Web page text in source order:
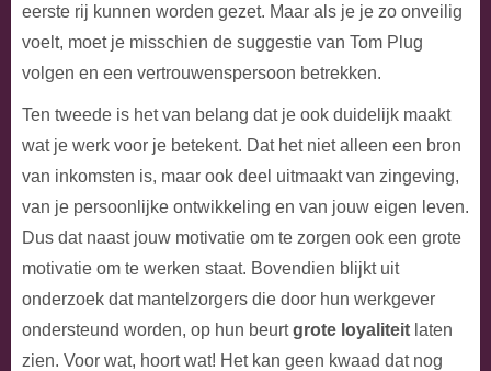
eerste rij kunnen worden gezet. Maar als je je zo onveilig
voelt, moet je misschien de suggestie van Tom Plug
volgen en een vertrouwenspersoon betrekken.
Ten tweede is het van belang dat je ook duidelijk maakt
wat je werk voor je betekent. Dat het niet alleen een bron
van inkomsten is, maar ook deel uitmaakt van zingeving,
van je persoonlijke ontwikkeling en van jouw eigen leven.
Dus dat naast jouw motivatie om te zorgen ook een grote
motivatie om te werken staat. Bovendien blijkt uit
onderzoek dat mantelzorgers die door hun werkgever
ondersteund worden, op hun beurtgrote loyaliteit laten
zien. Voor wat, hoort wat! Het kan geen kwaad dat nog